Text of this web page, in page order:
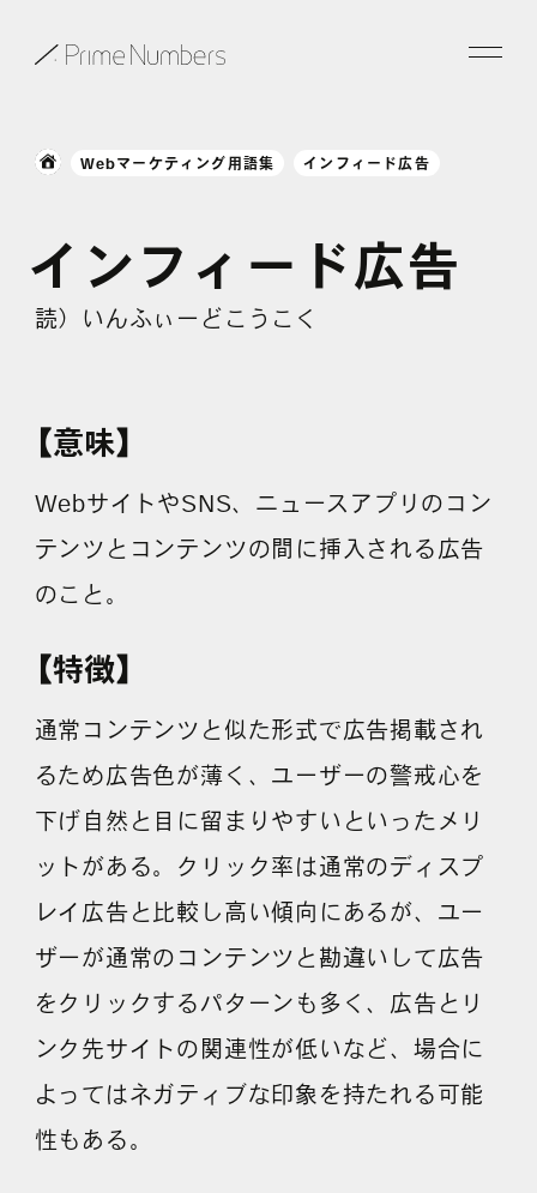
事例紹介
お役立ち情報
採用情報
各種ご相談
セミナー申し込み
Webマーケティング用語集
Webマーケティング用語集 インフィード広告
インフィード広告
読）いんふぃーどこうこく
【意味】
WebサイトやSNS、ニュースアプリのコン
テンツとコンテンツの間に挿入される広告
のこと。
【特徴】
通常コンテンツと似た形式で広告掲載され
るため広告色が薄く、ユーザーの警戒心を
下げ自然と目に留まりやすいといったメリ
ットがある。クリック率は通常のディスプ
レイ広告と比較し高い傾向にあるが、ユー
ザーが通常のコンテンツと勘違いして広告
をクリックするパターンも多く、広告とリ
ンク先サイトの関連性が低いなど、場合に
よってはネガティブな印象を持たれる可能
性もある。